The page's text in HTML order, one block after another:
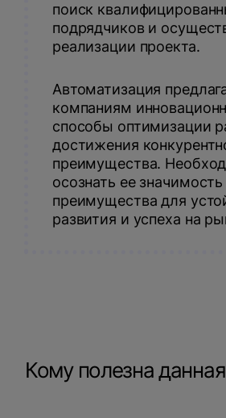
поиск
подрядчиков и
реализации проекта.
Автоматизация
компаниям
способы оптимизации
достижения
преимущества.
осознать ее значимость
преимущества для
развития и успеха на
Кому полезна